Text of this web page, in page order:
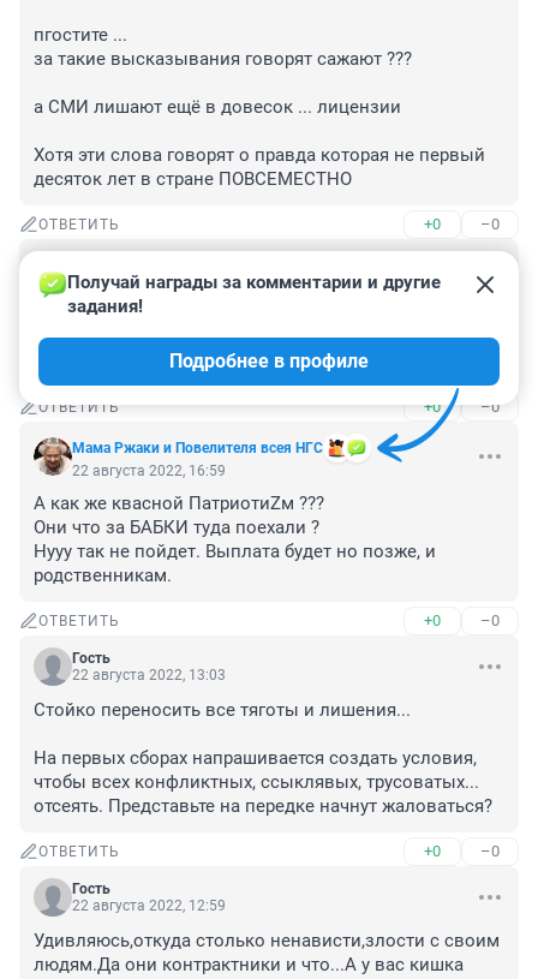
пгостите ...
за такие высказывания говорят сажают ???
а СМИ лишают ещё в довесок ... лицензии
Хотя эти слова говорят о правда которая не первый
десяток лет в стране ПОВСЕМЕСТНО
ОТВЕТИТЬ +0 –0
22 августа 2022, 22:56
О каком питание идёт речь всё на рынке и магазинах
ваше довольствие на освобождённых территории
Украины и добровольцы за свой счёт покупают.
ОТВЕТИТЬ +0 –0
Мама Ржаки и Повелителя всея НГС
Получай награды за комментарии и другие
задания!
Подробнее в профиле
22 августа 2022, 16:59
А как же квасной ПатриотиZм ???
Они что за БАБКИ туда поехали ?
Нууу так не пойдет. Выплата будет но позже, и
родственникам.
ОТВЕТИТЬ +0 –0
Гость
22 августа 2022, 13:03
Стойко переносить все тяготы и лишения...
На первых сборах напрашивается создать условия,
чтобы всех конфликтных, ссыклявых, трусоватых...
отсеять. Представьте на передке начнут жаловаться?
ОТВЕТИТЬ +0 –0
Гость
22 августа 2022, 12:59
Удивляюсь,откуда столько ненависти,злости с своим
людям.Да они контрактники и что...А у вас кишка